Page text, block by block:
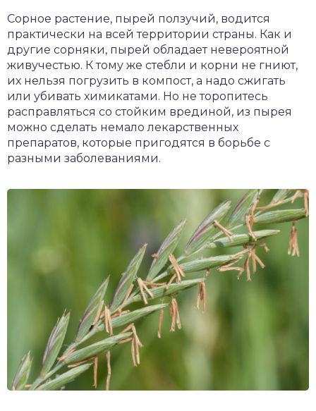
Сорное растение, пырей ползучий, водится
практически на всей территории страны. Как и
другие сорняки, пырей обладает невероятной
живучестью. К тому же стебли и корни не гниют,
их нельзя погрузить в компост, а надо сжигать
или убивать химикатами. Но не торопитесь
расправляться со стойким врединой, из пырея
можно сделать немало лекарственных
препаратов, которые пригодятся в борьбе с
разными заболеваниями.
и уход